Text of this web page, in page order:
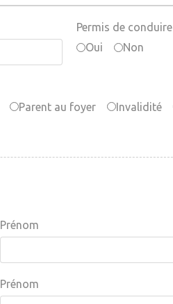
Permis de conduire
Oui
Non
Parent au foyer Invalidité
Prénom
Prénom